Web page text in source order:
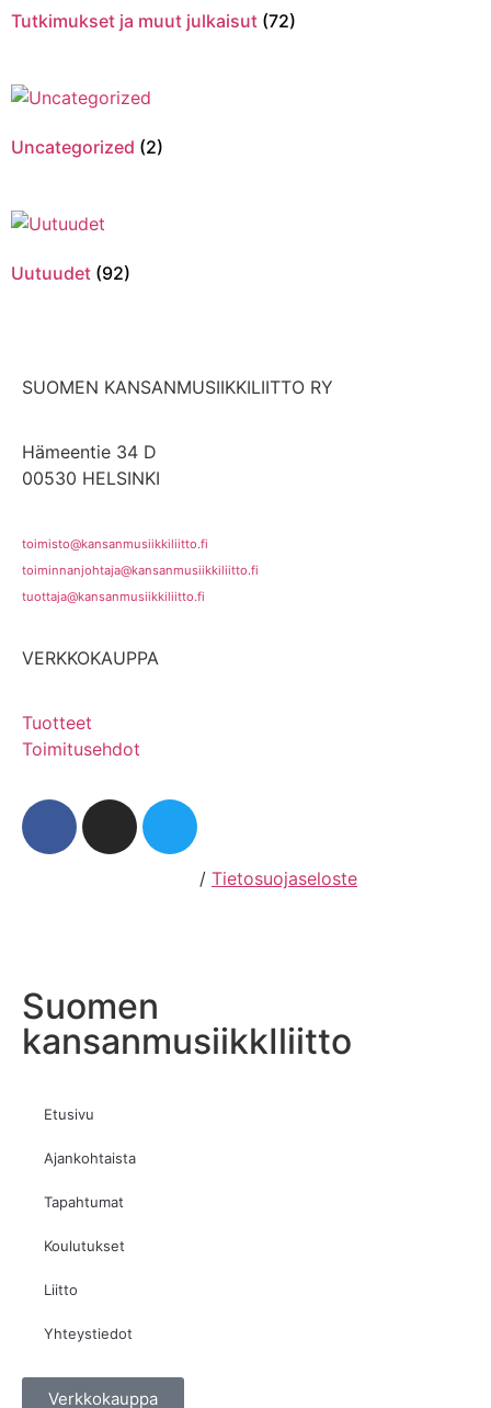
Tutkimukset ja muut julkaisut (72)
Uncategorized (2)
Uutuudet (92)
SUOMEN KANSANMUSIIKKILIITTO RY
Hämeentie 34 D
00530 HELSINKI
toimisto@kansanmusiikkiliitto.fi
toiminnanjohtaja@kansanmusiikkiliitto.fi
tuottaja@kansanmusiikkiliitto.fi
VERKKOKAUPPA
Tuotteet
Toimitusehdot
/ Tietosuojaseloste
Suomen
kansanmusiikkIliitto
Etusivu
Ajankohtaista
Tapahtumat
Koulutukset
Liitto
Yhteystiedot
Verkkokauppa